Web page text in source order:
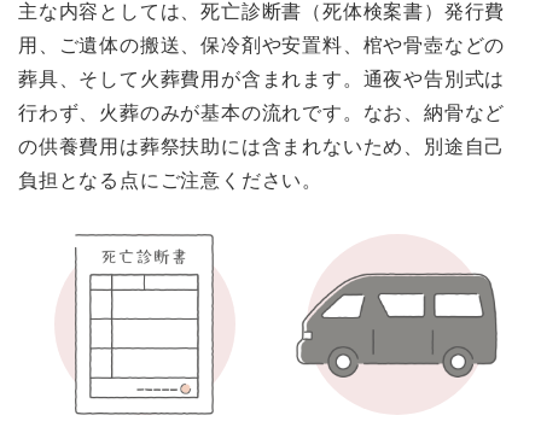
主な内容としては、死亡診断書（死体検案書）発行費
用、ご遺体の搬送、保冷剤や安置料、棺や骨壺などの
葬具、そして火葬費用が含まれます。通夜や告別式は
行わず、火葬のみが基本の流れです。なお、納骨など
の供養費用は葬祭扶助には含まれないため、別途自己
負担となる点にご注意ください。